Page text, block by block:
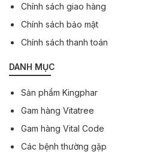
Chính sách giao hàng
Chính sách bảo mật
Chính sách thanh toán
DANH MỤC
Sản phẩm Kingphar
Gam hàng Vitatree
Gam hàng Vital Code
Các bệnh thường gặp